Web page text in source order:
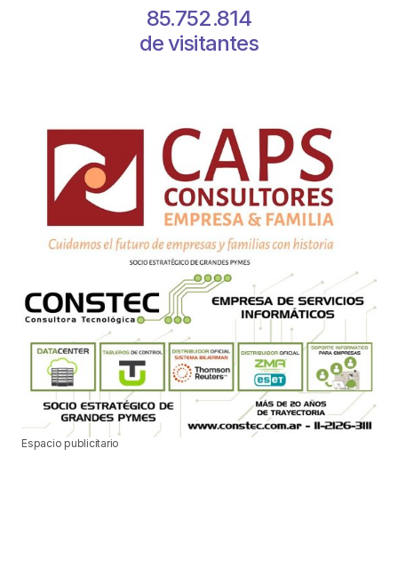
85.752.814
de visitantes
Espacio publicitario